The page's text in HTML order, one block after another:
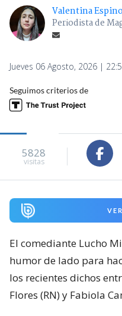
Valentina
Periodista de
Jueves 06 Agosto, 2026 |
Seguimos criterios de
5828
visitas
El comediante Lucho
humor de lado para
los recientes dichos
Flores (RN) y Fabiola